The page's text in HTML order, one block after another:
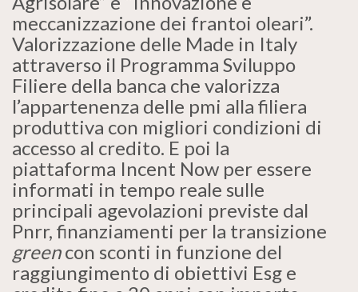
meccanizzazione dei frantoi oleari”.
Valorizzazione delle Made in Italy
attraverso il Programma Sviluppo
Filiere della banca che valorizza
l’appartenenza delle pmi alla filiera
produttiva con migliori condizioni di
accesso al credito. E poi la
piattaforma Incent Now per essere
informati in tempo reale sulle
principali agevolazioni previste dal
Pnrr, finanziamenti per la transizione
greencon sconti in funzione del
raggiungimento di obiettivi Esg e